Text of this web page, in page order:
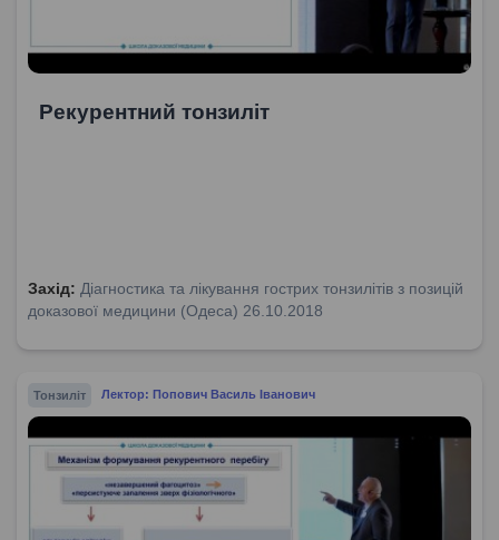
Рекурентний тонзиліт
Захід: Діагностика та лікування гострих тонзилітів з позицій
доказової медицини (Одеса) 26.10.2018
Тонзиліт Лектор: Попович Василь Іванович